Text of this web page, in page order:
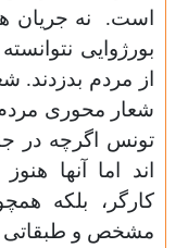
است.
نه جریان
بورژوایی
از مردم بدزدند.
شعار محوری مردم
تونس اگرچه در
اند اما آنها
کارگر، بلکه
مشخص و طبقاتی